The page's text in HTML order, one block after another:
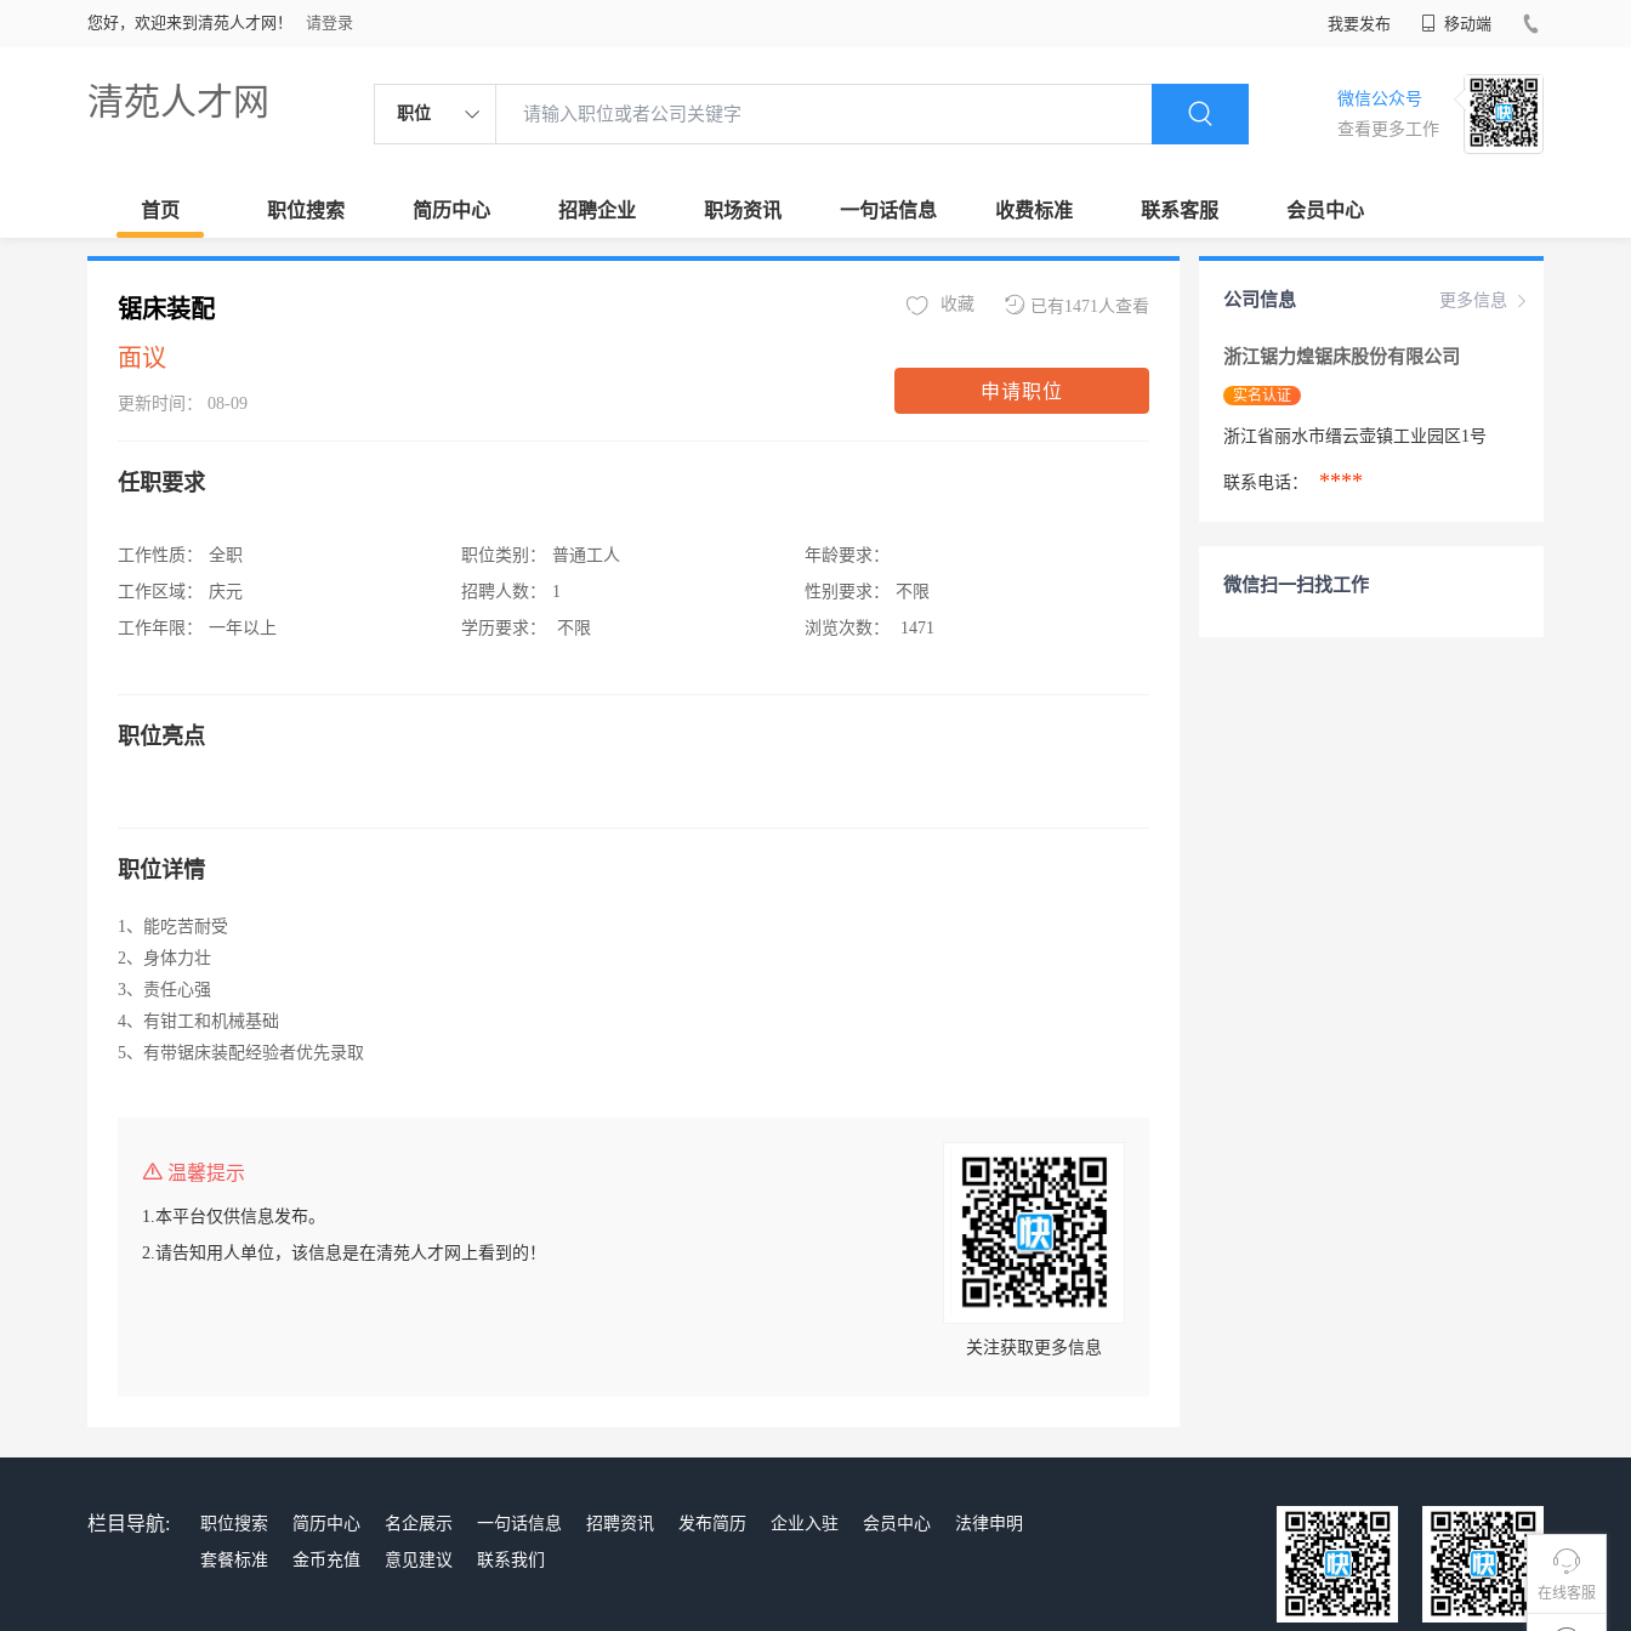
您好，欢迎来到清苑人才网！ 请登录 我要发布 移动端
清苑人才网 职位
微信公众号
查看更多工作
首页 职位搜索 简历中心 招聘企业 职场资讯 一句话信息 收费标准 联系客服 会员中心
在线客服
锯床装配
面议
更新时间： 08-09
已有1471人查看
收藏
申请职位
任职要求
工作性质：
全职
工作区域：
庆元
工作年限：
一年以上
职位类别：
普通工人
招聘人数：
1
学历要求：
不限
年龄要求：
性别要求：
不限
浏览次数：
1471
职位亮点
职位详情
1、能吃苦耐受
2、身体力壮
3、责任心强
4、有钳工和机械基础
5、有带锯床装配经验者优先录取
温馨提示
1.本平台仅供信息发布。
2.请告知用人单位，该信息是在清苑人才网上看到的！
关注获取更多信息
更多信息
公司信息
浙江锯力煌锯床股份有限公司
实名认证
浙江省丽水市缙云壶镇工业园区1号
联系电话： ****
微信扫一扫找工作
栏目导航: 职位搜索 简历中心 名企展示 一句话信息 招聘资讯 发布简历 企业入驻 会员中心
法律申明
套餐标准
金币充值 意见建议 联系我们